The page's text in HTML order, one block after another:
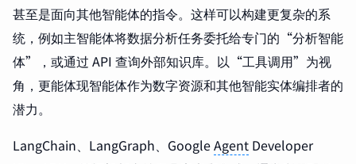
甚至是面向其他智能体的指令。这样可以构建更复杂的系
统，例如主智能体将数据分析任务委托给专门的“分析智能
体”，或通过 API 查询外部知识库。以“工具调用”为视
角，更能体现智能体作为数字资源和其他智能实体编排者的
潜力。
LangChain、LangGraph、GoogleAgent Developer